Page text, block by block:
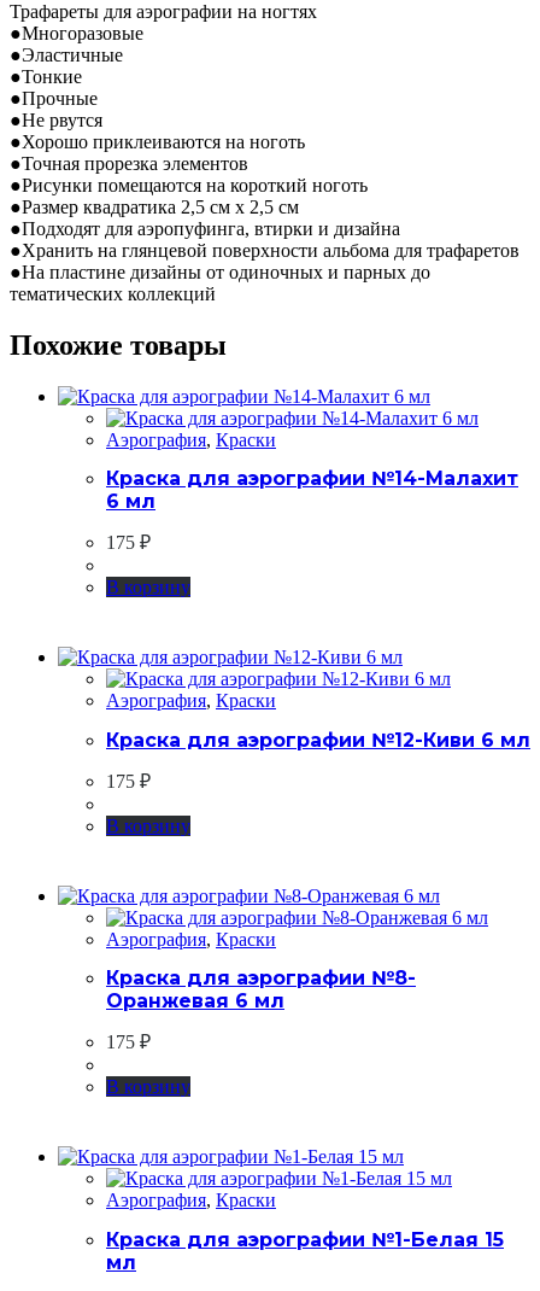
Трафареты для аэрографии на ногтях
●Многоразовые
●Эластичные
●Тонкие
●Прочные
●Не рвутся
●Хорошо приклеиваются на ноготь
●Точная прорезка элементов
●Рисунки помещаются на короткий ноготь
●Размер квадратика 2,5 см х 2,5 см
●Подходят для аэропуфинга, втирки и дизайна
●Хранить на глянцевой поверхности альбома для трафаретов
●На пластине дизайны от одиночных и парных до
тематических коллекций
Похожие товары
Аэрография, Краски
Краска для аэрографии №14-Малахит
6 мл
175 ₽
В корзину
Аэрография, Краски
Краска для аэрографии №12-Киви 6 мл
175 ₽
В корзину
Аэрография, Краски
Краска для аэрографии №8-
Оранжевая 6 мл
175 ₽
В корзину
Аэрография, Краски
Краска для аэрографии №1-Белая 15
мл